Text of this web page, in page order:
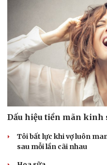
Dấu hiệu tiền mãn kinh
Tôi bất lực khi vợ luôn
sau mỗi lần cãi nhau